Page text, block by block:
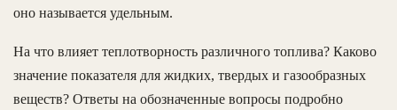
оно называется удельным.
На что влияет теплотворность различного топлива? Каково
значение показателя для жидких, твердых и газообразных
веществ? Ответы на обозначенные вопросы подробно